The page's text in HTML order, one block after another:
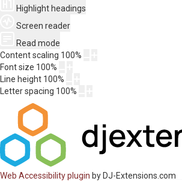
Highlight headings
Screen reader
Read mode
Content scaling 100%
Font size 100%
Line height 100%
Letter spacing 100%
Web Accessibility plugin by DJ-Extensions.com